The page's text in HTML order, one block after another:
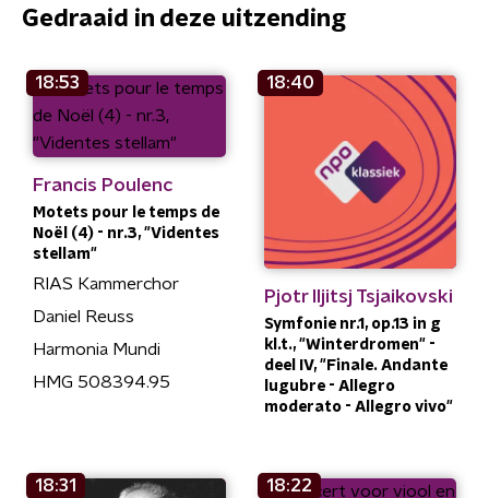
Gedraaid in deze uitzending
18:53
Francis Poulenc
Motets pour le temps de
Noël (4) - nr.3, "Videntes
stellam"
RIAS Kammerchor
Daniel Reuss
Harmonia Mundi
HMG 508394.95
18:40
Pjotr Iljitsj Tsjaikovski
Symfonie nr.1, op.13 in g
kl.t., "Winterdromen" -
deel IV, "Finale. Andante
lugubre - Allegro
moderato - Allegro vivo"
18:31 18:22